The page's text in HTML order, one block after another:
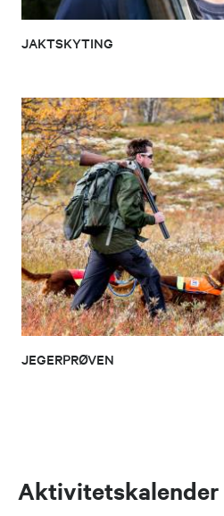
JAKTSKYTING
JEGERPRØVEN
Aktivitetskalender